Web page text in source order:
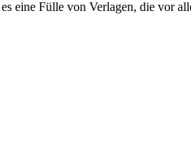
es eine Fülle von Verlagen, die vor